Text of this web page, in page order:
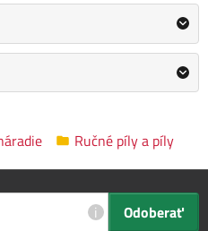
zahnutou pevnou čepeľou
zahnutou pevnou čepelí
Ručné píly a píly
i Odoberať